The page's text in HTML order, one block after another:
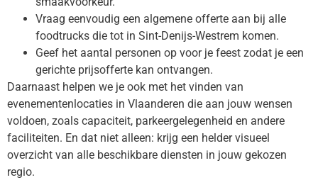
Vraag eenvoudig een algemene offerte aan bij alle
foodtrucks die tot in Sint-Denijs-Westrem komen.
Geef het aantal personen op voor je feest zodat je een
gerichte prijsofferte kan ontvangen.
Daarnaast helpen we je ook met het vinden van
evenementenlocaties in Vlaanderen die aan jouw wensen
voldoen, zoals capaciteit, parkeergelegenheid en andere
faciliteiten. En dat niet alleen: krijg een helder visueel
overzicht van alle beschikbare diensten in jouw gekozen
regio.